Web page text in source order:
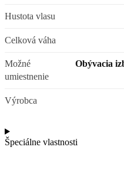
Hustota vlasu
Celková váha
Možné
umiestnenie
Obývacia
Výrobca
Špeciálne vlastnosti